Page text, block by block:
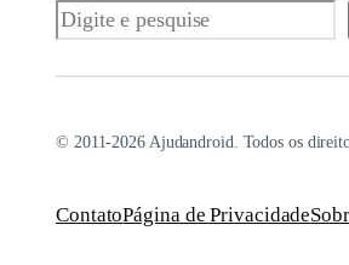
Pesquisar
© 2011-2026 Ajudandroid. Todos os
ContatoPágina de Privacidade